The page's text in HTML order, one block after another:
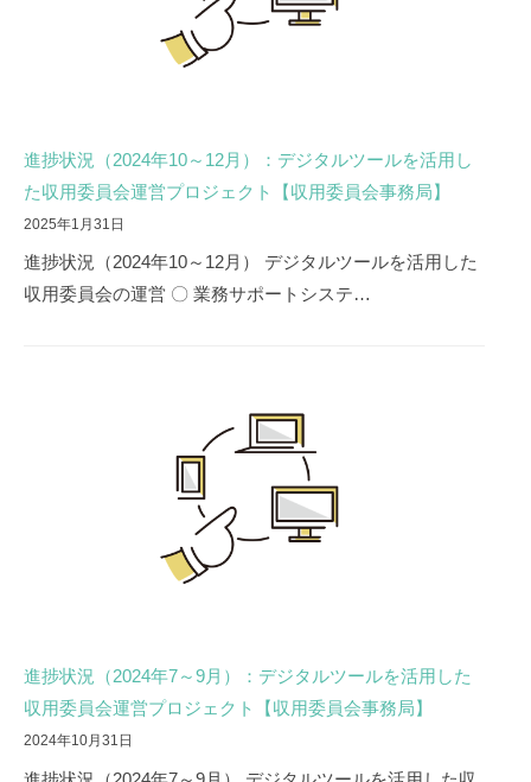
進捗状況（2024年10～12月）：デジタルツールを活用し
た収用委員会運営プロジェクト【収用委員会事務局】
2025年1月31日
進捗状況（2024年10～12月） デジタルツールを活用した
収用委員会の運営 〇 業務サポートシステ…
進捗状況（2024年7～9月）：デジタルツールを活用した
収用委員会運営プロジェクト【収用委員会事務局】
2024年10月31日